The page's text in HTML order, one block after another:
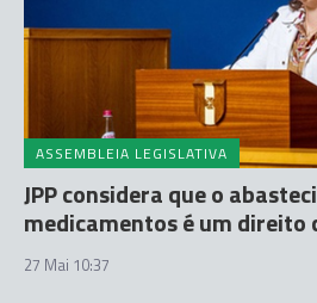
ASSEMBLEIA LEGISLATIVA
JPP considera que o
medicamentos é um
27 Mai 10:37